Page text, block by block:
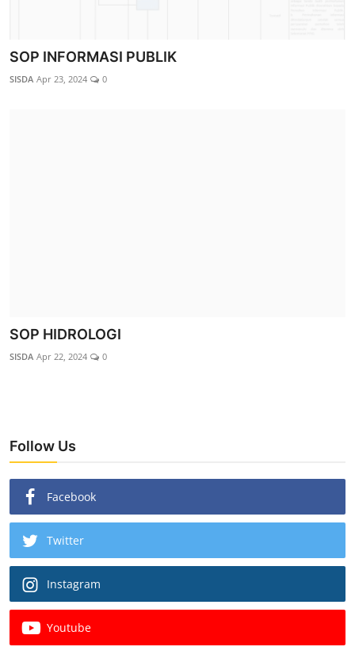
SOP INFORMASI PUBLIK
SISDA Apr 23, 2024 0
SOP HIDROLOGI
SISDA Apr 22, 2024 0
Follow Us
Facebook
Twitter
Instagram
Youtube